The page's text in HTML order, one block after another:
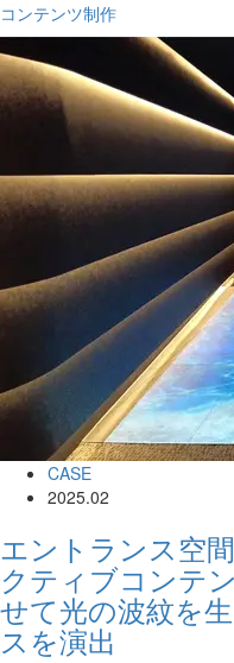
コンテンツ制作
CASE
2025.02
エントランス空
クティブコンテ
せて光の波紋を
スを演出